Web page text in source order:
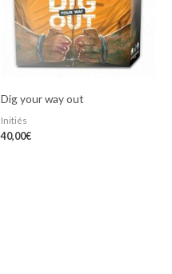
Dig your way out
Initiés
40,00€